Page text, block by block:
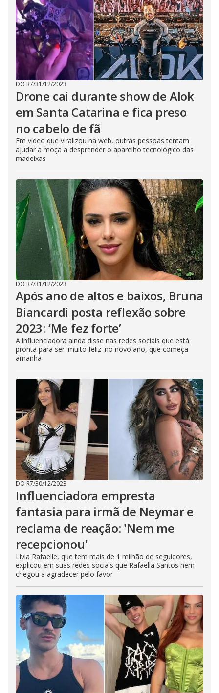
DO R7/31/12/2023
Drone cai durante show de Alok
em Santa Catarina e fica preso
no cabelo de fã
Em vídeo que viralizou na web, outras pessoas tentam
ajudar a moça a desprender o aparelho tecnológico das
madeixas
DO R7/31/12/2023
Após ano de altos e baixos, Bruna
Biancardi posta reflexão sobre
2023: ‘Me fez forte’
A influenciadora ainda disse nas redes sociais que está
pronta para ser 'muito feliz' no novo ano, que começa
amanhã
DO R7/30/12/2023
Influenciadora empresta
fantasia para irmã de Neymar e
reclama de reação: 'Nem me
recepcionou'
Livia Rafaelle, que tem mais de 1 milhão de seguidores,
explicou em suas redes sociais que Rafaella Santos nem
chegou a agradecer pelo favor